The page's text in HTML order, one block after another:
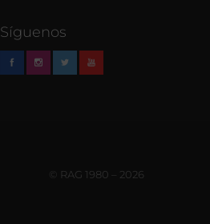
Síguenos
© RAG 1980 – 2026